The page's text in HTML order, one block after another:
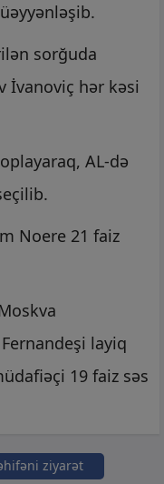
sorğuda
İvanoviç hər kəsi
AL-də
Noere 21 faiz
layiq
19 faiz səs
ziyarət